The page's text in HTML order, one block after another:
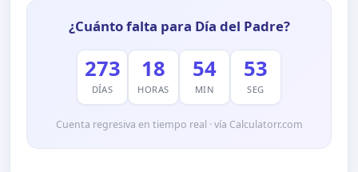
¿Cuánto falta para Día del Padre?
273
DÍAS
18
HORAS
54
MIN
53
SEG
Cuenta regresiva en tiempo real · vía Calculatorr.com